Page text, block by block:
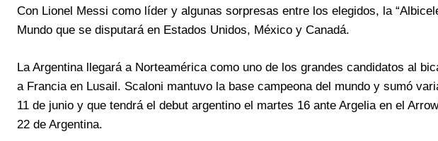
Con Lionel Messi como líder y algunas sorpresas entre los elegidos, la
Mundo que se disputará en Estados Unidos, México y Canadá.
La Argentina llegará a Norteamérica como uno de los grandes candidatos al
a Francia en Lusail. Scaloni mantuvo la base campeona del mundo y sumó
11 de junio y que tendrá el debut argentino el martes 16 ante Argelia en el
22 de Argentina.